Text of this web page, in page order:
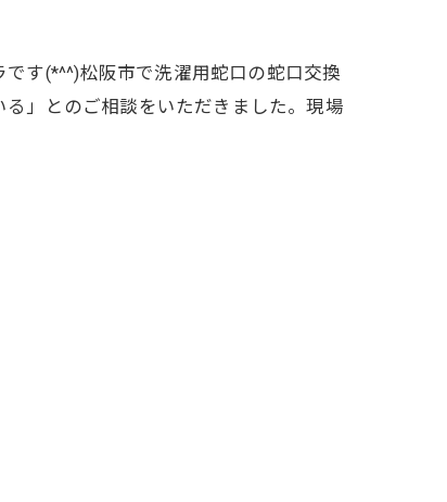
す(*^^)松阪市で洗濯用蛇口の蛇口交換
」とのご相談をいただきました。現場